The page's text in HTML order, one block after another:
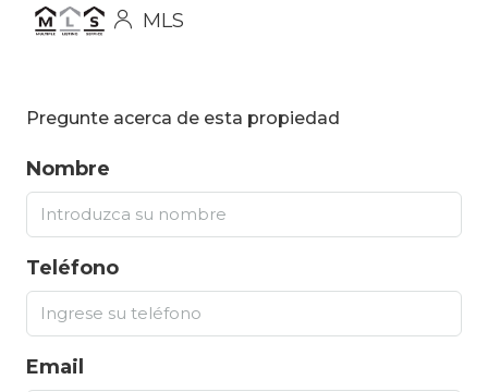
MLS
Pregunte acerca de esta propiedad
Nombre
Teléfono
Email